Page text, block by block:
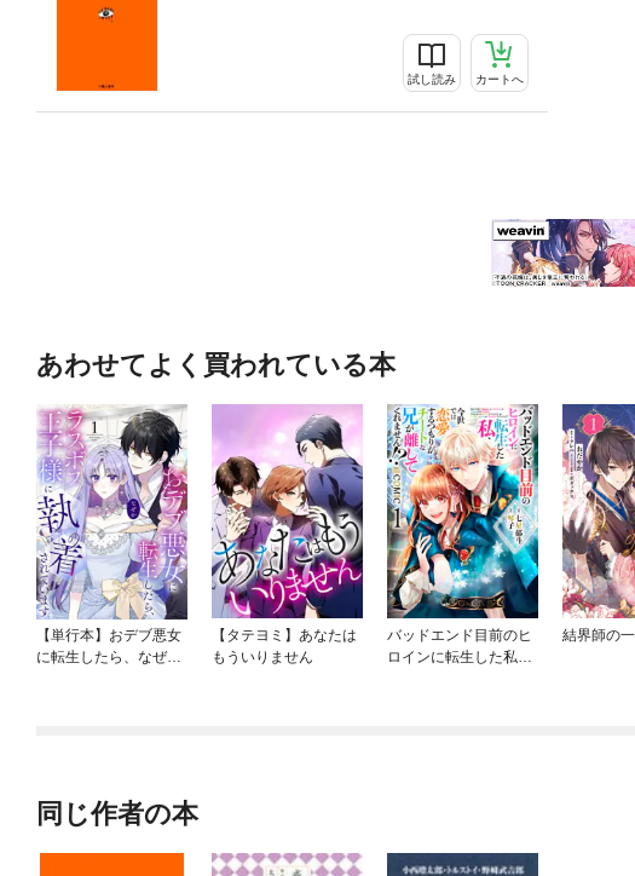
試し読み カートへ
あわせてよく買われている本
【単行本】おデブ悪女
に転生したら、なぜか
【タテヨミ】あなたは
もういりません
バッドエンド目前のヒ
ロインに転生した私、
結界師の
同じ作者の本